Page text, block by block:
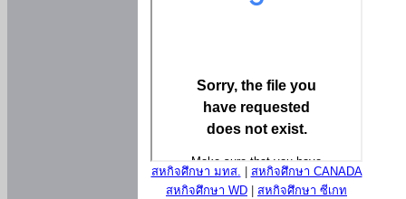
สหกิจศึกษา มทส.
สหกิจศึกษา CANADA
สหกิจศึกษา WD
สหกิจศึกษา ซีเกท